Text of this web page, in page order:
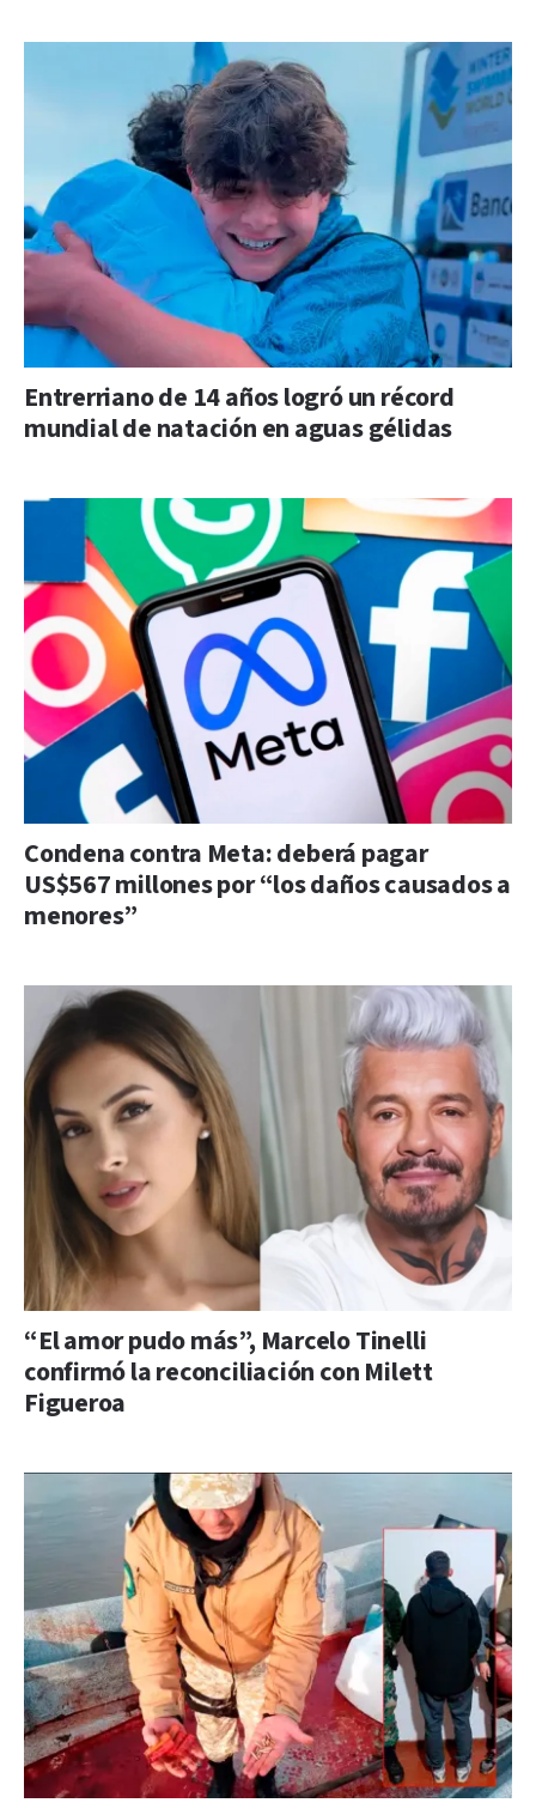
Entrerriano de 14 años logró un récord
mundial de natación en aguas gélidas
Condena contra Meta: deberá pagar
US$567 millones por “los daños causados a
menores”
“El amor pudo más”, Marcelo Tinelli
confirmó la reconciliación con Milett
Figueroa